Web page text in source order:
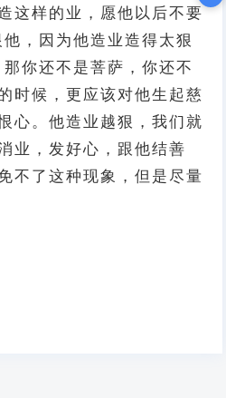
这样的业，愿他以后不要
，因为他造业造得太狠
你还不是菩萨，你还不
时候，更应该对他生起慈
心。他造业越狠，我们就
业，发好心，跟他结善
不了这种现象，但是尽量